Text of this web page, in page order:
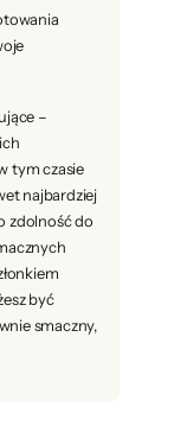
–
tym czasie
najbardziej
zdolność do
być
smaczny,